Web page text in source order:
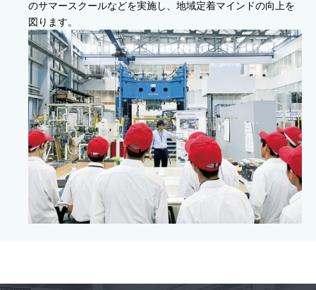
のサマースクールなどを実施し、地域定着マインドの向上を
図ります。